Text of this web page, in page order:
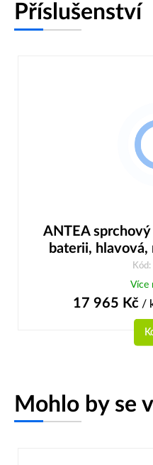
Příslušenství
ANTEA
baterii, hlavová,
Více
17 965 Kč/
Mohlo by se